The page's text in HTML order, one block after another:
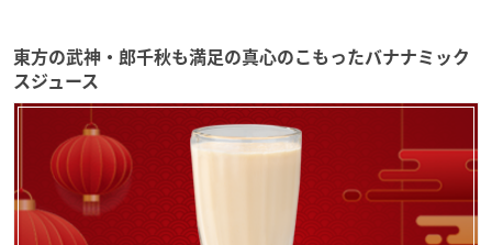
東方の武神・郎千秋も満足の真心のこもったバナナミック
スジュース